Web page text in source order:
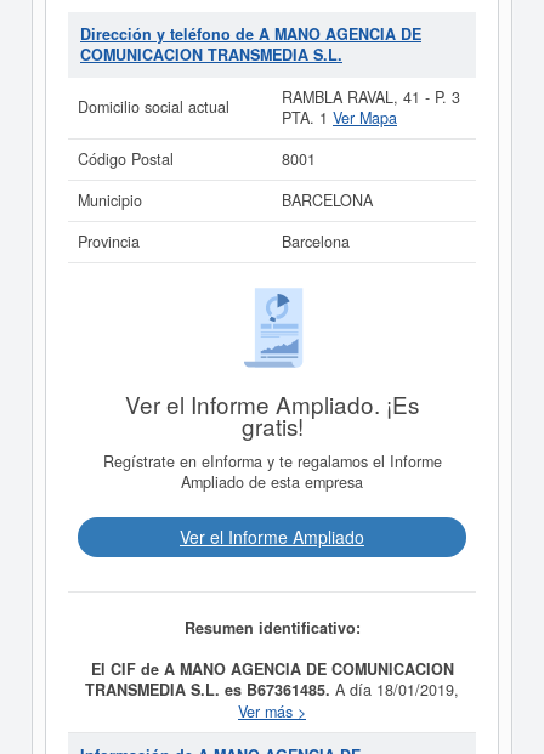
Dirección y teléfono de A MANO AGENCIA DE
COMUNICACION TRANSMEDIA S.L.
Domicilio social actual
RAMBLA RAVAL, 41 - P. 3
PTA. 1 Ver Mapa
Código Postal
8001
Municipio
BARCELONA
Provincia
Barcelona
Ver el Informe Ampliado. ¡Es
gratis!
Regístrate en eInforma y te regalamos el Informe
Ampliado de esta empresa
Ver el Informe Ampliado
Resumen identificativo:
El CIF de A MANO AGENCIA DE COMUNICACION
TRANSMEDIA S.L. es B67361485. A día 18/01/2019,
A MANO AGENCIA DE COMUNICACION
TRANSMEDIA S.L.fue formada con el objetivo LAS
Ver más >